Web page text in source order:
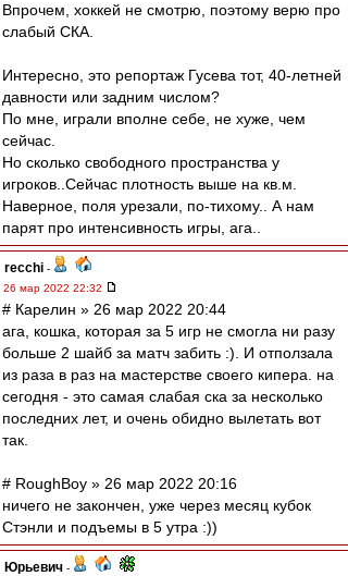
Впрочем, хоккей не смотрю, поэтому верю про
слабый СКА.
Интересно, это репортаж Гусева тот, 40-летней
давности или задним числом?
По мне, играли вполне себе, не хуже, чем
сейчас.
Но сколько свободного пространства у
игроков..Сейчас плотность выше на кв.м.
Наверное, поля урезали, по-тихому.. А нам
парят про интенсивность игры, ага..
recchi -
26 мар 2022 22:32
# Карелин » 26 мар 2022 20:44
ага, кошка, которая за 5 игр не смогла ни разу
больше 2 шайб за матч забить :). И отползала
из раза в раз на мастерстве своего кипера. на
сегодня - это самая слабая ска за несколько
последних лет, и очень обидно вылетать вот
так.
# RoughBoy » 26 мар 2022 20:16
ничего не закончен, уже через месяц кубок
Стэнли и подъемы в 5 утра :))
Юрьевич -